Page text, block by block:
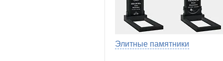
Элитные памятники